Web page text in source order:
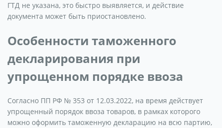
ГТД не указана, это быстро выявляется, и действие
документа может быть приостановлено.
Особенности таможенного
декларирования при
упрощенном порядке ввоза
Согласно ПП РФ № 353 от 12.03.2022, на время действует
упрощенный порядок ввоза товаров, в рамках которого
можно оформить таможенную декларацию на всю партию,